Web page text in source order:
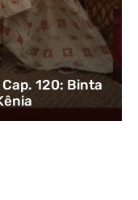
120: Binta